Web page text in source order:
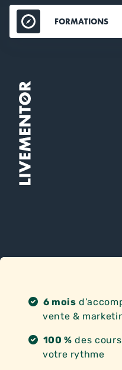
Aller
contenu
FORMATIONS
6 mois
vente &
100 % des
votre rythme